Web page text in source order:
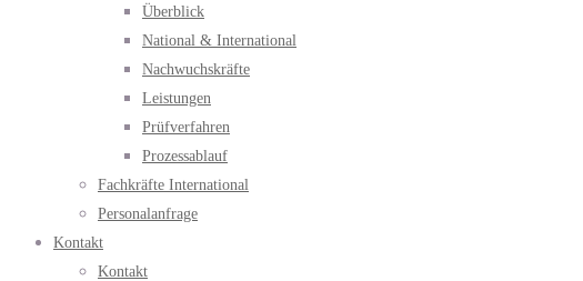
Überblick
National & International
Nachwuchskräfte
Leistungen
Prüfverfahren
Prozessablauf
Fachkräfte International
Personalanfrage
Kontakt
Kontakt